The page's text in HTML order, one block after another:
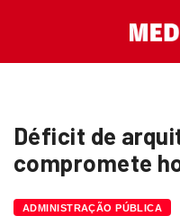
Déficit de
compromete
ADMINISTRAÇÃO PÚBLICA